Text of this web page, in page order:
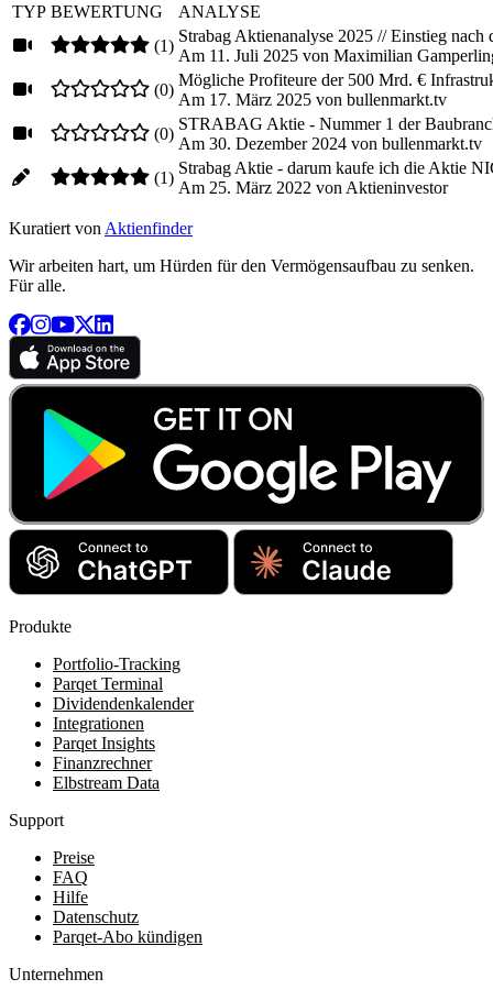
TYP BEWERTUNG
ANALYSE
(1)
Strabag Aktienanalyse 2025 // Einstieg nach
Am 11. Juli 2025 von Maximilian
(0)
Mögliche Profiteure der 500 Mrd. €
Am 17. März 2025 von bullenmarkt.tv
(0)
STRABAG Aktie - Nummer 1 der
Am 30. Dezember 2024 von bullenmarkt.tv
(1)
Strabag Aktie - darum kaufe ich die Aktie
Am 25. März 2022 von Aktieninvestor
Kuratiert von Aktienfinder
Wir arbeiten hart, um Hürden für den Vermögensaufbau zu senken.
Für alle.
Produkte
Portfolio-Tracking
Parqet Terminal
Dividendenkalender
Integrationen
Parqet Insights
Finanzrechner
Elbstream Data
Support
Preise
FAQ
Hilfe
Datenschutz
Parqet-Abo kündigen
Unternehmen